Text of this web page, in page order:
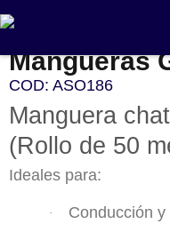
Mangueras
COD: ASO186
Manguera
(Rollo de 50
Ideales para:
· Conducción